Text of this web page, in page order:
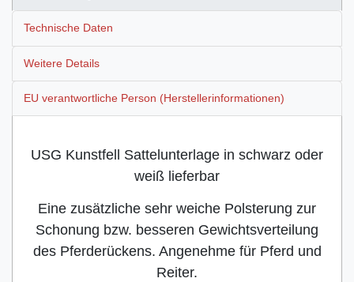
Technische Daten
Weitere Details
EU verantwortliche Person (Herstellerinformationen)
USG Kunstfell Sattelunterlage in schwarz oder
weiß lieferbar
Eine zusätzliche sehr weiche Polsterung zur
Schonung bzw. besseren Gewichtsverteilung
des Pferderückens. Angenehme für Pferd und
Reiter.